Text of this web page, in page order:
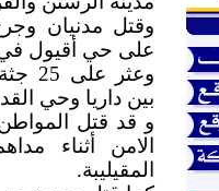
وقتل مدنيان
على حي أقيول
بين داريا وحي
الامن أثناء
المقيليبة.